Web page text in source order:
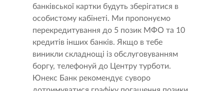
банківської картки будуть зберігатися в
особистому кабінеті. Ми пропонуємо
перекредитування до 5 позик МФО та 10
кредитів інших банків. Якщо в тебе
виникли складнощі із обслуговуванням
боргу, телефонуй до Центру турботи.
Юнекс Банк рекомендує суворо